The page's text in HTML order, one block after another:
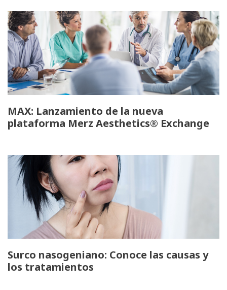
MAX: Lanzamiento de la nueva
plataforma Merz Aesthetics® Exchange
Surco nasogeniano: Conoce las causas y
los tratamientos